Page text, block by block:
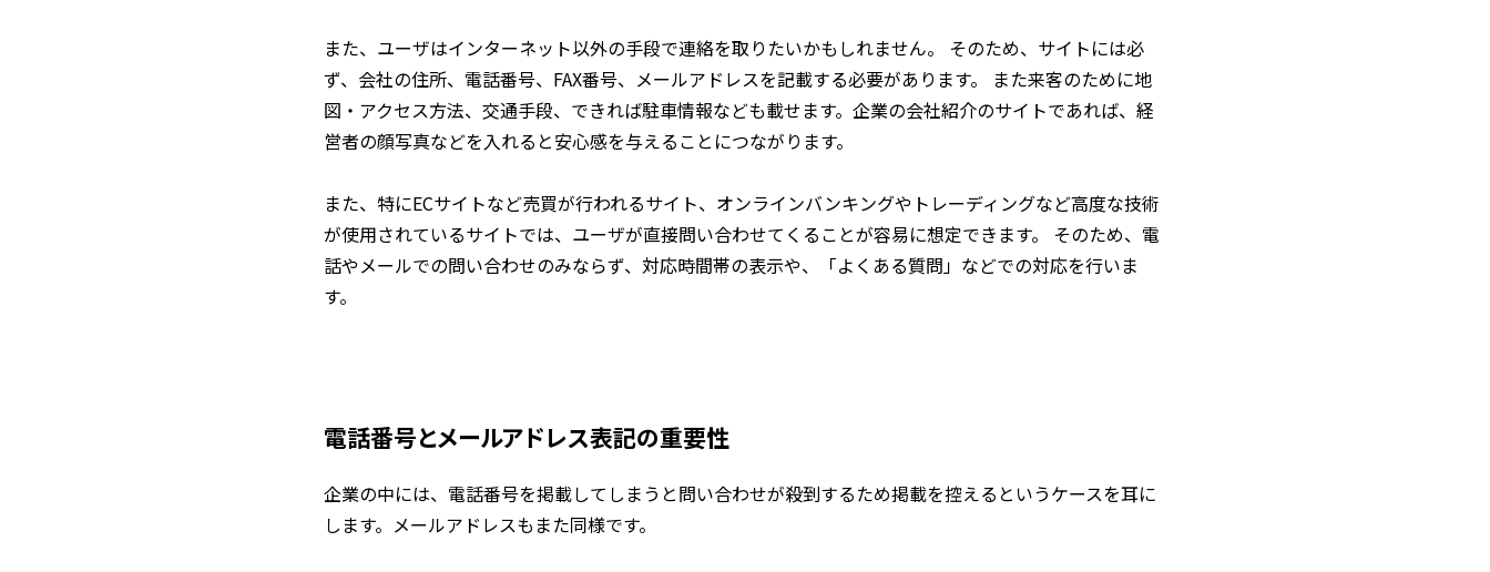
また、ユーザはインターネット以外の手段で連絡を取りたいかもしれません。 そのため、サイトには必
ず、会社の住所、電話番号、FAX番号、メールアドレスを記載する必要があります。 また来客のために地
図・アクセス方法、交通手段、できれば駐車情報なども載せます。企業の会社紹介のサイトであれば、経
営者の顔写真などを入れると安心感を与えることにつながります。
また、特にECサイトなど売買が行われるサイト、オンラインバンキングやトレーディングなど高度な技術
が使用されているサイトでは、ユーザが直接問い合わせてくることが容易に想定できます。 そのため、電
話やメールでの問い合わせのみならず、対応時間帯の表示や、「よくある質問」などでの対応を行いま
す。
電話番号とメールアドレス表記の重要性
企業の中には、電話番号を掲載してしまうと問い合わせが殺到するため掲載を控えるというケースを耳に
します。メールアドレスもまた同様です。